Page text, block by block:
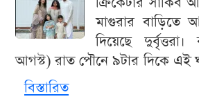
মাগুরার বাড়িতে
দিয়েছে
আগস্ট) রাত পৌনে ৯টার দিকে এই
বিস্তারিত